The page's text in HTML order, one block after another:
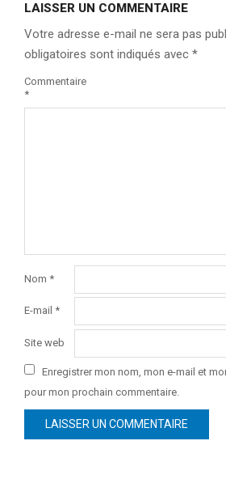
LAISSER UN COMMENTAIRE
Votre adresse e-mail ne sera pas
obligatoires sont indiqués avec *
Commentaire
*
Nom *
E-mail *
Site web
Enregistrer mon nom, mon e-mail et
pour mon prochain commentaire.